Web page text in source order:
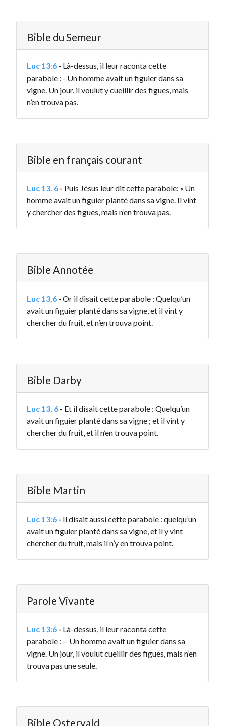
Bible du Semeur
Luc 13:6 - Là-dessus, il leur raconta cette
parabole : - Un homme avait un figuier dans sa
vigne. Un jour, il voulut y cueillir des figues, mais
n’en trouva pas.
Bible en français courant
Luc 13. 6 - Puis Jésus leur dit cette parabole: « Un
homme avait un figuier planté dans sa vigne. Il vint
y chercher des figues, mais n’en trouva pas.
Bible Annotée
Luc 13,6 - Or il disait cette parabole : Quelqu’un
avait un figuier planté dans sa vigne, et il vint y
chercher du fruit, et n’en trouva point.
Bible Darby
Luc 13, 6 - Et il disait cette parabole : Quelqu’un
avait un figuier planté dans sa vigne ; et il vint y
chercher du fruit, et il n’en trouva point.
Bible Martin
Luc 13:6 - Il disait aussi cette parabole : quelqu’un
avait un figuier planté dans sa vigne, et il y vint
chercher du fruit, mais il n’y en trouva point.
Parole Vivante
Luc 13:6 - Là-dessus, il leur raconta cette
parabole :— Un homme avait un figuier dans sa
vigne. Un jour, il voulut cueillir des figues, mais n’en
trouva pas une seule.
Bible Ostervald